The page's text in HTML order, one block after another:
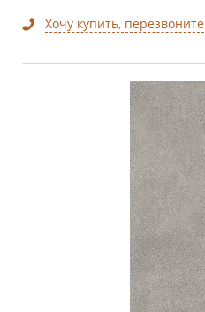
Хочу купить, перезвоните